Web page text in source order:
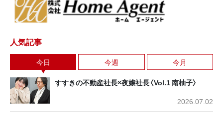
人気記事
今日 今週 今月
すすきの不動産社長×夜嬢社長〈Vol.1 南柚子〉
2026.07.02